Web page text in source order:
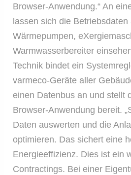
Browser-Anwendung.“ An
lassen sich die Betriebsdaten
Wärmepumpen,
Warmwasserbereiter
Technik bindet ein
varmeco-Geräte aller
einen Datenbus an und stellt
Browser-Anwendung bereit.
Daten auswerten und die
optimieren. Das sichert eine
Energieeffizienz. Dies ist ein
Contractings. Bei einer